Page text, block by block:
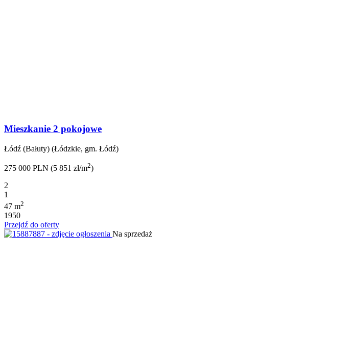
Mieszkanie 2 pokojowe
Łódź (Bałuty) (Łódzkie, gm. Łódź)
275 000 PLN (5 851 zł/m2)
2
1
47 m2
1950
Przejdź do oferty
Na sprzedaż